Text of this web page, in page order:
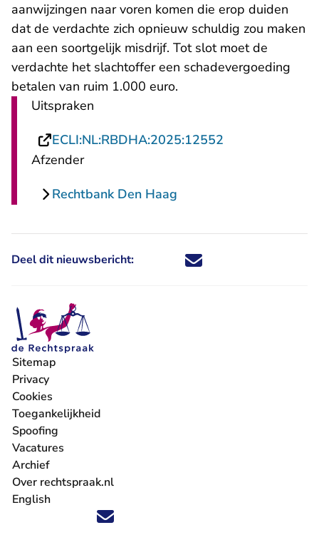
aanwijzingen naar voren komen die erop duiden
dat de verdachte zich opnieuw schuldig zou maken
aan een soortgelijk misdrijf. Tot slot moet de
verdachte het slachtoffer een schadevergoeding
betalen van ruim 1.000 euro.
Uitspraken
ECLI:NL:RBDHA:2025:12552
Afzender
Rechtbank Den Haag
Deel dit nieuwsbericht: Deel dit nieuwsbericht via X -
Deel dit nieuwsbericht via
Deel dit nieuwsbericht
Deel dit
Volg ons op X (Twitter) - U verlaat Rechtspraak.nl
Volg ons op Facebook - U verlaat Rechtspraak.nl
Volg ons op Instagram - U verlaat Rechtspraak.nl
Volg ons op Youtube - U verlaat Rechtspraak.nl
Volg ons op LinkedIn - U verlaat
'Blijf op de hoogte' nieuwsbrief - U verlaat
Sitemap
Privacy
Cookies
Toegankelijkheid
Spoofing
Vacatures
- U verlaat Rechtspraak.nl
Archief
Over rechtspraak.nl
English